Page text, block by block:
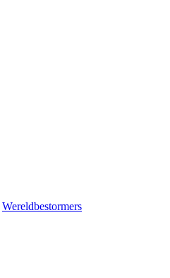
Wereldbestormers